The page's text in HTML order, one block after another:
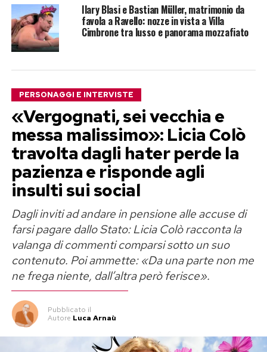
Ilary Blasi e Bastian Müller, matrimonio da
favola a Ravello: nozze in vista a Villa
Cimbrone tra lusso e panorama mozzafiato
PERSONAGGI E INTERVISTE
«Vergognati, sei vecchia e
messa malissimo»: Licia Colò
travolta dagli hater perde la
pazienza e risponde agli
insulti sui social
Dagli inviti ad andare in pensione alle accuse di
farsi pagare dallo Stato: Licia Colò racconta la
valanga di commenti comparsi sotto un suo
contenuto. Poi ammette: «Da una parte non me
ne frega niente, dall’altra però ferisce».
Pubblicato il
Autore Luca Arnaù